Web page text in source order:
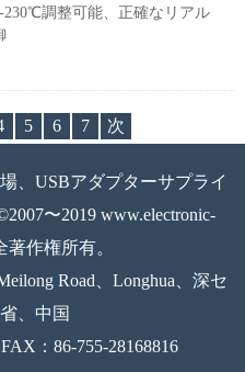
調整可能、正確なリアル
5 6 7 次
、USBアダプターサプライ
〜2019 www.electronic-
著作権所有。
Road、Longhua、深セ
、中国
：86-755-28168816